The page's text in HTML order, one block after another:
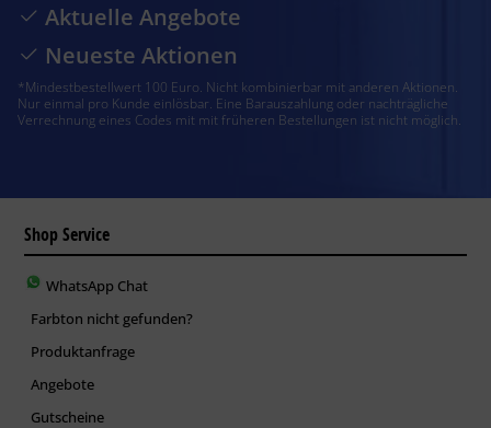
Aktuelle Angebote
Neueste Aktionen
*Mindestbestellwert 100 Euro. Nicht kombinierbar mit anderen Aktionen.
Nur einmal pro Kunde einlösbar. Eine Barauszahlung oder nachträgliche
Verrechnung eines Codes mit mit früheren Bestellungen ist nicht möglich.
Shop Service
WhatsApp Chat
Farbton nicht gefunden?
Produktanfrage
Angebote
Gutscheine